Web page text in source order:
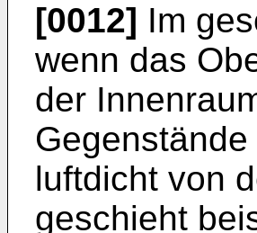
[0012] Im
wenn das
der
luftdicht von
geschieht